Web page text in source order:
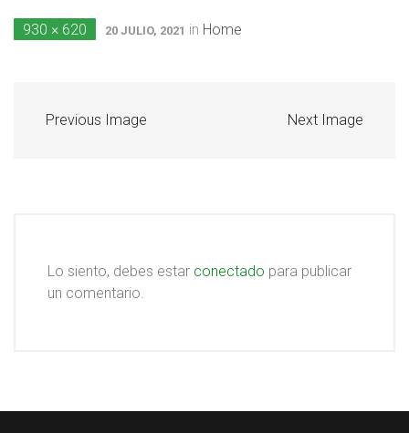
930 × 620 20 JULIO, 2021 in Home
Previous Image Next Image
Lo siento, debes estar conectado para publicar
un comentario.